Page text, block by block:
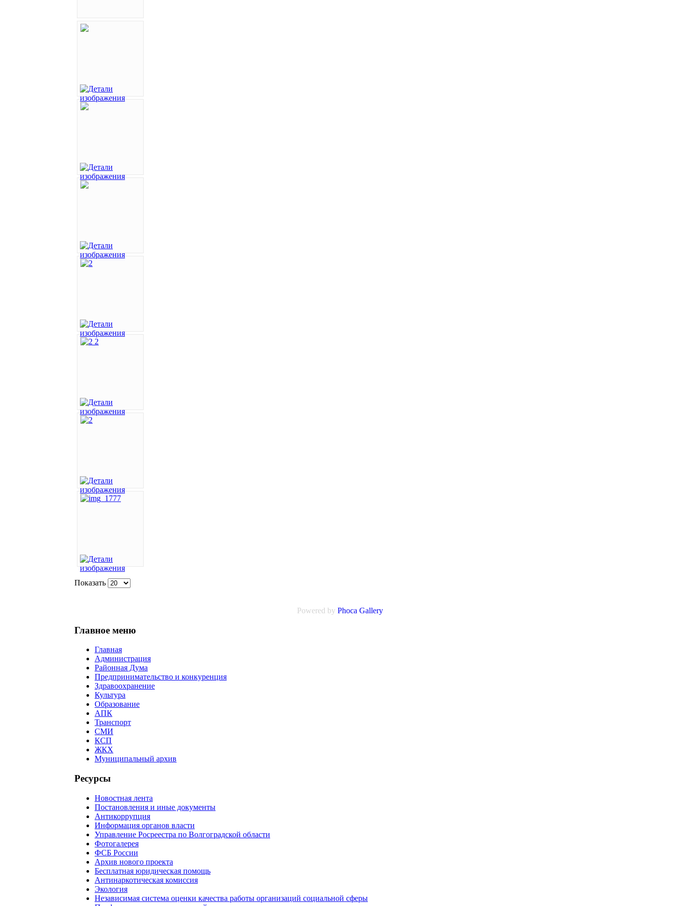
Показать
Powered by Phoca Gallery
Главное меню
Главная
Администрация
Районная Дума
Предпринимательство и конкуренция
Здравоохранение
Культура
Образование
АПК
Транспорт
СМИ
КСП
ЖКХ
Муниципальный архив
Ресурсы
Новостная лента
Постановления и иные документы
Антикоррупция
Информация органов власти
Управление Росреестра по Волгоградской области
Фотогалерея
ФСБ России
Архив нового проекта
Бесплатная юридическая помощь
Антинаркотическая комиссия
Экология
Независимая система оценки качества работы организаций социальной сферы